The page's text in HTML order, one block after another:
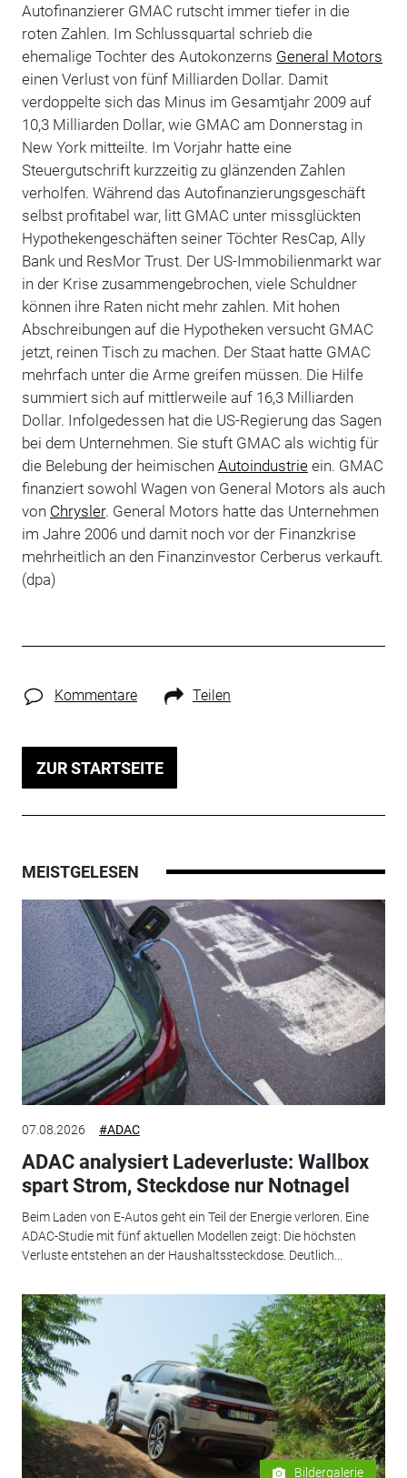
Autofinanzierer GMAC rutscht immer tiefer in die
roten Zahlen. Im Schlussquartal schrieb die
ehemalige Tochter des Autokonzerns General Motors
einen Verlust von fünf Milliarden Dollar. Damit
verdoppelte sich das Minus im Gesamtjahr 2009 auf
10,3 Milliarden Dollar, wie GMAC am Donnerstag in
New York mitteilte. Im Vorjahr hatte eine
Steuergutschrift kurzzeitig zu glänzenden Zahlen
verholfen. Während das Autofinanzierungsgeschäft
selbst profitabel war, litt GMAC unter missglückten
Hypothekengeschäften seiner Töchter ResCap, Ally
Bank und ResMor Trust. Der US-Immobilienmarkt war
in der Krise zusammengebrochen, viele Schuldner
können ihre Raten nicht mehr zahlen. Mit hohen
Abschreibungen auf die Hypotheken versucht GMAC
jetzt, reinen Tisch zu machen. Der Staat hatte GMAC
mehrfach unter die Arme greifen müssen. Die Hilfe
summiert sich auf mittlerweile auf 16,3 Milliarden
Dollar. Infolgedessen hat die US-Regierung das Sagen
bei dem Unternehmen. Sie stuft GMAC als wichtig für
die Belebung der heimischen Autoindustrieein. GMAC
finanziert sowohl Wagen von General Motors als auch
von Chrysler. General Motors hatte das Unternehmen
im Jahre 2006 und damit noch vor der Finanzkrise
mehrheitlich an den Finanzinvestor Cerberus verkauft.
(dpa)
Kommentare Teilen
ZUR STARTSEITE
MEISTGELESEN
07.08.2026 #ADAC
ADAC analysiert Ladeverluste: Wallbox
spart Strom, Steckdose nur Notnagel
Beim Laden von E-Autos geht ein Teil der Energie verloren. Eine
ADAC-Studie mit fünf aktuellen Modellen zeigt: Die höchsten
Verluste entstehen an der Haushaltssteckdose. Deutlich...
Bildergalerie